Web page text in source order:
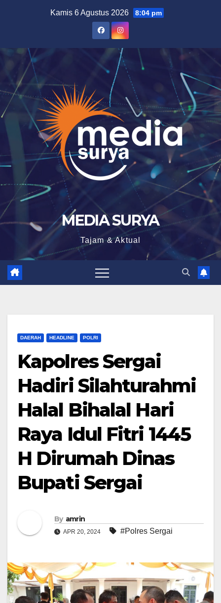
Kamis 6 Agustus 2026 8:04 pm
MEDIA SURYA
Tajam & Aktual
DAERAH HEADLINE POLRI
Kapolres Sergai
Hadiri Silahturahmi
Halal Bihalal Hari
Raya Idul Fitri 1445
H Dirumah Dinas
Bupati Sergai
By amrin
APR 20, 2024 #Polres Sergai